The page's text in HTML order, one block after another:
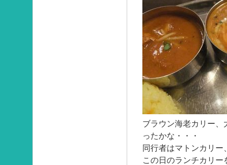
ブラウン海老カリー
ったかな・・・
同行者はマトンカリ
この日のランチカリ